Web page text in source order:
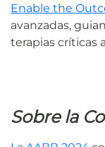
Enable the
avanzadas,
terapias críticas
Sobre la